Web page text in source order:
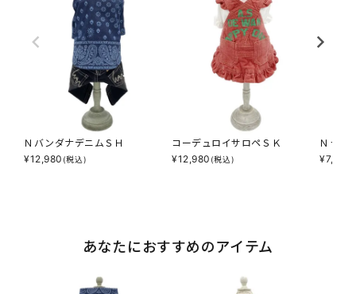
ＮバンダナデニムＳＨ
¥12,980 (税込)
コーデュロイサロペＳＫ
¥12,980 (税込)
Ｎ☆Ｃ
¥7,590
あなたにおすすめのアイテム